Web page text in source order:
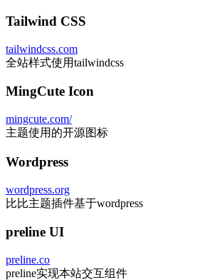
Tailwind CSS
tailwindcss.com
全站样式使用tailwindcss
MingCute Icon
mingcute.com/
主题使用的开源图标
Wordpress
wordpress.org
比比主题插件基于wordpress
preline UI
preline.co
preline实现本站交互组件